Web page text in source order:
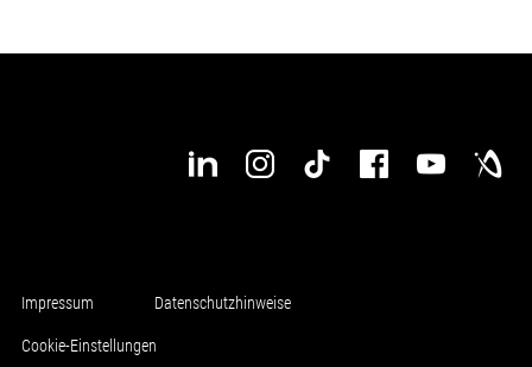
Impressum Datenschutzhinweise
Cookie-Einstellungen